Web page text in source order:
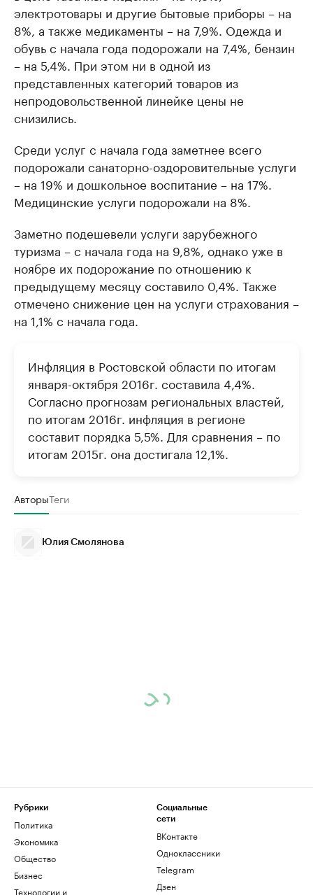
электротовары и другие бытовые приборы – на
8%, а также медикаменты – на 7,9%. Одежда и
обувь с начала года подорожали на 7,4%, бензин
– на 5,4%. При этом ни в одной из
представленных категорий товаров из
непродовольственной линейке цены не
снизились.
Среди услуг с начала года заметнее всего
подорожали санаторно-оздоровительные услуги
– на 19% и дошкольное воспитание – на 17%.
Медицинские услуги подорожали на 8%.
Заметно подешевели услуги зарубежного
туризма – с начала года на 9,8%, однако уже в
ноябре их подорожание по отношению к
предыдущему месяцу составило 0,4%. Также
отмечено снижение цен на услуги страхования –
на 1,1% с начала года.
Инфляция в Ростовской области по итогам
января-октября 2016г. составила 4,4%.
Согласно прогнозам региональных властей,
по итогам 2016г. инфляция в регионе
составит порядка 5,5%. Для сравнения – по
итогам 2015г. она достигала 12,1%.
АвторыТеги
Юлия Смолянова
Рубрики
Политика
Экономика
Общество
Бизнес
Технологии и
Социальные
сети
ВКонтакте
Одноклассники
Telegram
Дзен